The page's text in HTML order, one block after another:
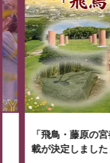
「飛鳥・藤原の
載が決定しました